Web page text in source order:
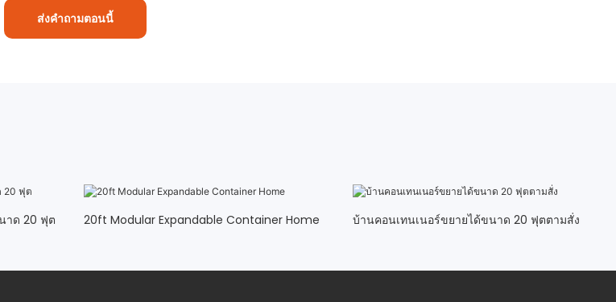
ส่งคำถามตอนนี้
าด 20 ฟุต 20ft Modular Expandable Container Home บ้านคอนเทนเนอร์ขยายได้ขนาด 20 ฟุตตามสั่ง